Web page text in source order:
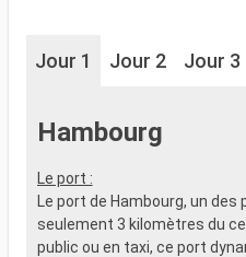
Jour 1 Jour 2 Jour 3
Hambourg
Le port :
Le port de Hambourg, un
seulement 3 kilomètres du
public ou en taxi, ce port